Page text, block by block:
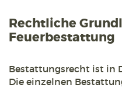
Rechtliche
Feuerbestattung
Bestattungsrecht ist in
Die einzelnen